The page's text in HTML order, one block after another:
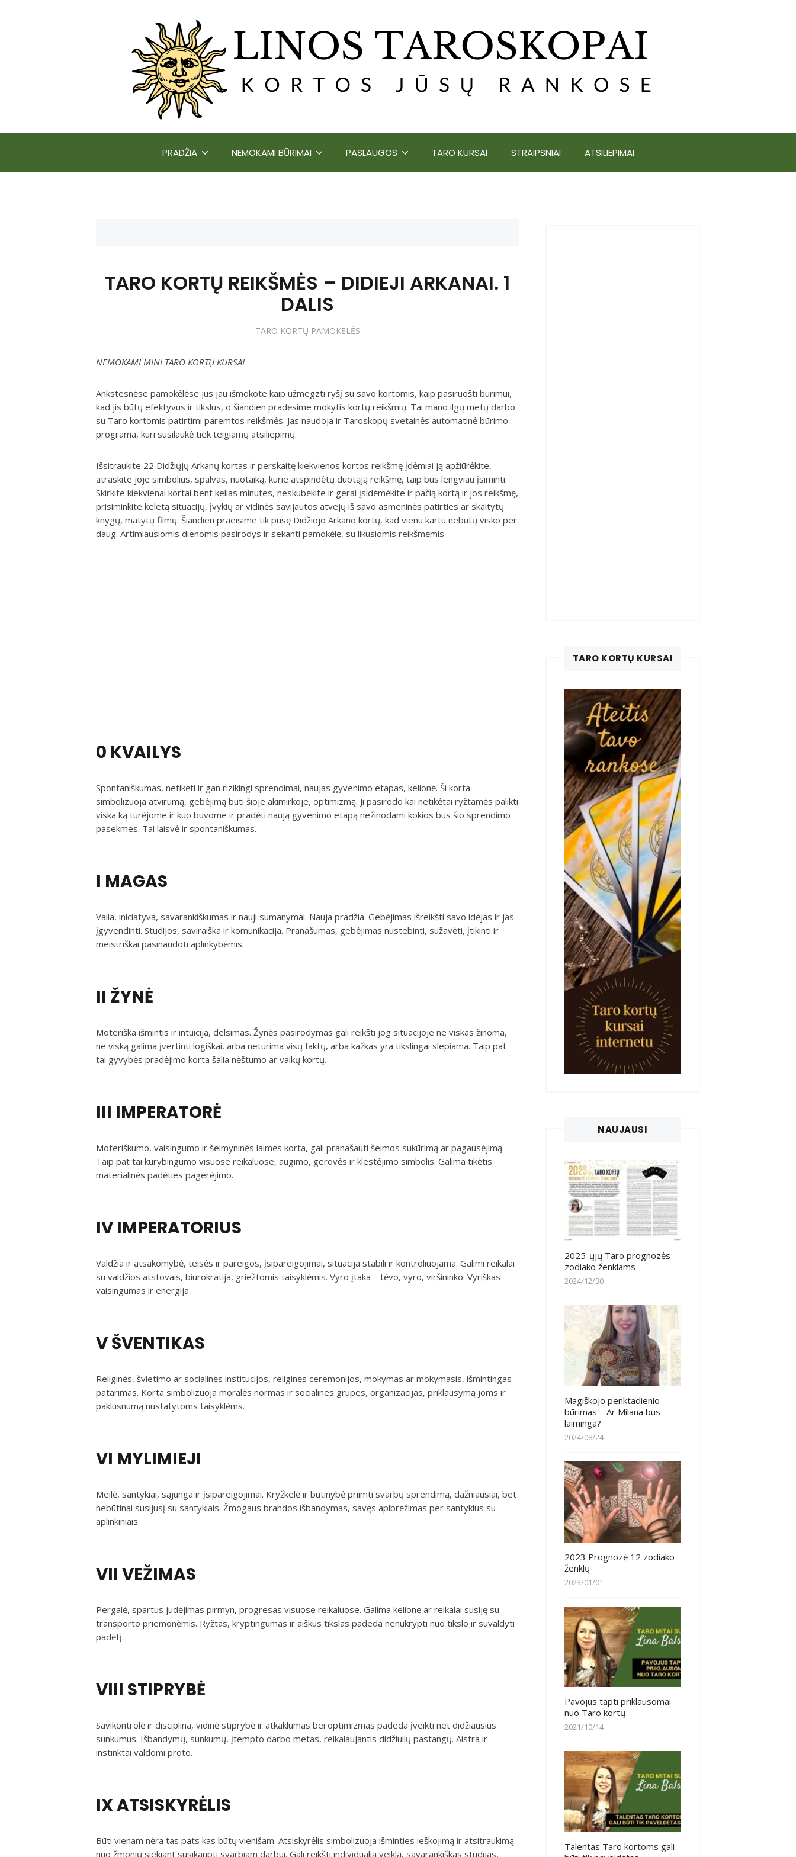
PRADŽIA NEMOKAMI BŪRIMAI PASLAUGOS TARO KURSAI STRAIPSNIAI ATSILIEPIMAI
TARO KORTŲ REIKŠMĖS – DIDIEJI ARKANAI. 1
DALIS
TARO KORTŲ PAMOKĖLĖS
NEMOKAMI MINI TARO KORTŲ KURSAI
Ankstesnėse pamokėlėse jūs jau išmokote kaip užmegzti ryšį su savo kortomis, kaip pasiruošti būrimui,
kad jis būtų efektyvus ir tikslus, o šiandien pradėsime mokytis kortų reikšmių. Tai mano ilgų metų darbo
su Taro kortomis patirtimi paremtos reikšmės. Jas naudoja ir Taroskopų svetainės automatinė būrimo
programa, kuri susilaukė tiek teigiamų atsiliepimų.
Išsitraukite 22 Didžiųjų Arkanų kortas ir perskaitę kiekvienos kortos reikšmę įdėmiai ją apžiūrėkite,
atraskite joje simbolius, spalvas, nuotaiką, kurie atspindėtų duotąją reikšmę, taip bus lengviau įsiminti.
Skirkite kiekvienai kortai bent kelias minutes, neskubėkite ir gerai įsidėmėkite ir pačią kortą ir jos reikšmę,
prisiminkite keletą situacijų, įvykių ar vidinės savijautos atvejų iš savo asmeninės patirties ar skaitytų
knygų, matytų filmų. Šiandien praeisime tik pusę Didžiojo Arkano kortų, kad vienu kartu nebūtų visko per
daug. Artimiausiomis dienomis pasirodys ir sekanti pamokėlė, su likusiomis reikšmėmis.
0 KVAILYS
Spontaniškumas, netikėti ir gan rizikingi sprendimai, naujas gyvenimo etapas, kelionė. Ši korta
simbolizuoja atvirumą, gebėjimą būti šioje akimirkoje, optimizmą. Ji pasirodo kai netikėtai ryžtamės palikti
viska ką turėjome ir kuo buvome ir pradėti naują gyvenimo etapą nežinodami kokios bus šio sprendimo
pasekmes. Tai laisvė ir spontaniškumas.
I MAGAS
Valia, iniciatyva, savarankiškumas ir nauji sumanymai. Nauja pradžia. Gebėjimas išreikšti savo idėjas ir jas
įgyvendinti. Studijos, saviraiška ir komunikacija. Pranašumas, gebėjimas nustebinti, sužavėti, įtikinti ir
meistriškai pasinaudoti aplinkybėmis.
II ŽYNĖ
Moteriška išmintis ir intuicija, delsimas. Žynės pasirodymas gali reikšti jog situacijoje ne viskas žinoma,
ne viską galima įvertinti logiškai, arba neturima visų faktų, arba kažkas yra tikslingai slepiama. Taip pat
tai gyvybės pradėjimo korta šalia nėštumo ar vaikų kortų.
III IMPERATORĖ
Moteriškumo, vaisingumo ir šeimyninės laimės korta, gali pranašauti šeimos sukūrimą ar pagausėjimą.
Taip pat tai kūrybingumo visuose reikaluose, augimo, gerovės ir klestėjimo simbolis. Galima tikėtis
materialinės padėties pagerėjimo.
IV IMPERATORIUS
Valdžia ir atsakomybė, teisės ir pareigos, įsipareigojimai, situacija stabili ir kontroliuojama. Galimi reikalai
su valdžios atstovais, biurokratija, griežtomis taisyklėmis. Vyro įtaka – tėvo, vyro, viršininko. Vyriškas
vaisingumas ir energija.
V ŠVENTIKAS
Religinės, švietimo ar socialinės institucijos, religinės ceremonijos, mokymas ar mokymasis, išmintingas
patarimas. Korta simbolizuoja moralės normas ir socialines grupes, organizacijas, priklausymą joms ir
paklusnumą nustatytoms taisyklėms.
VI MYLIMIEJI
Meilė, santykiai, sąjunga ir įsipareigojimai. Kryžkelė ir būtinybė priimti svarbų sprendimą, dažniausiai, bet
nebūtinai susijusį su santykiais. Žmogaus brandos išbandymas, savęs apibrėžimas per santykius su
aplinkiniais.
VII VEŽIMAS
Pergalė, spartus judėjimas pirmyn, progresas visuose reikaluose. Galima kelionė ar reikalai susiję su
transporto priemonėmis. Ryžtas, kryptingumas ir aiškus tikslas padeda nenukrypti nuo tikslo ir suvaldyti
padėtį.
VIII STIPRYBĖ
Savikontrolė ir disciplina, vidinė stiprybė ir atkaklumas bei optimizmas padeda įveikti net didžiausius
sunkumus. Išbandymų, sunkumų, įtempto darbo metas, reikalaujantis didžiulių pastangų. Aistra ir
instinktai valdomi proto.
IX ATSISKYRĖLIS
Būti vienam nėra tas pats kas būtų vienišam. Atsiskyrėlis simbolizuoja išminties ieškojimą ir atsitraukimą
nuo žmonių siekiant susikaupti svarbiam darbui. Gali reikšti individualią veiklą, savarankiškas studijas,
TARO KORTŲ KURSAI
NAUJAUSI
2025-ųjų Taro prognozės
zodiako ženklams
2024/12/30
Magiškojo penktadienio
būrimas – Ar Milana bus
laiminga?
2024/08/24
2023 Prognozė 12 zodiako
ženklų
2023/01/01
Pavojus tapti priklausomai
nuo Taro kortų
2021/10/14
Talentas Taro kortoms gali